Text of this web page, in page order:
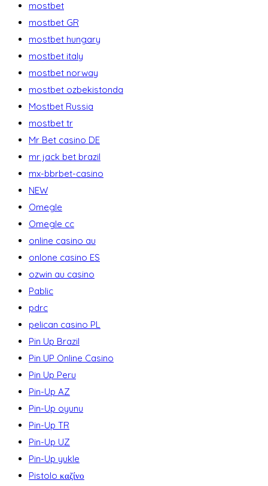
mostbet
mostbet GR
mostbet hungary
mostbet italy
mostbet norway
mostbet ozbekistonda
Mostbet Russia
mostbet tr
Mr Bet casino DE
mr jack bet brazil
mx-bbrbet-casino
NEW
Omegle
Omegle cc
online casino au
onlone casino ES
ozwin au casino
Pablic
pdrc
pelican casino PL
Pin Up Brazil
Pin UP Online Casino
Pin Up Peru
Pin-Up AZ
Pin-Up oyunu
Pin-Up TR
Pin-Up UZ
Pin-Up yukle
Pistolo καζίνο